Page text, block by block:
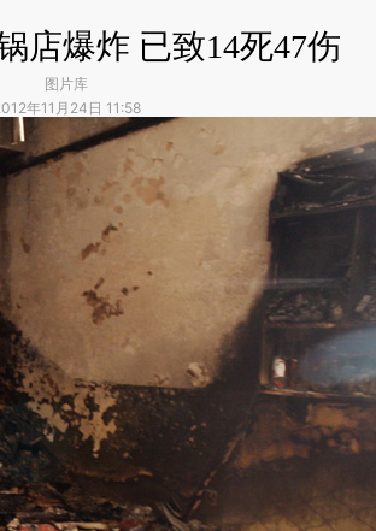
店爆炸 已致14死47伤
图片库
年11月24日 11:58